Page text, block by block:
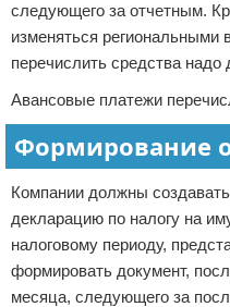
следующего за отчетным.
изменяться региональными
перечислить средства надо
Авансовые платежи
Формирование
Компании должны
декларацию по налогу на
налоговому периоду,
формировать документ,
месяца, следующего за